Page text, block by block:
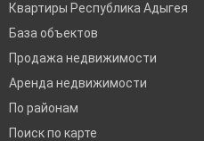
Квартиры Республика Адыгея
База объектов
Продажа недвижимости
Аренда недвижимости
По районам
Поиск по карте